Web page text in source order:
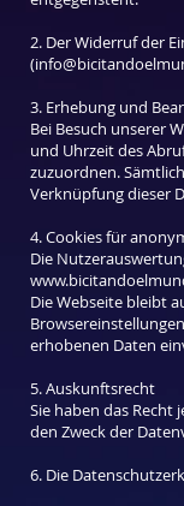
2. Der Widerruf der
(
3. Erhebung und
Bei Besuch unserer
und Uhrzeit des
zuzuordnen.
Verknüpfung dieser
4. Cookies für
Die
www.
Die Webseite bleibt
erhobenen Daten
5. Auskunftsrecht
Sie haben das
den Zweck der
6. Die